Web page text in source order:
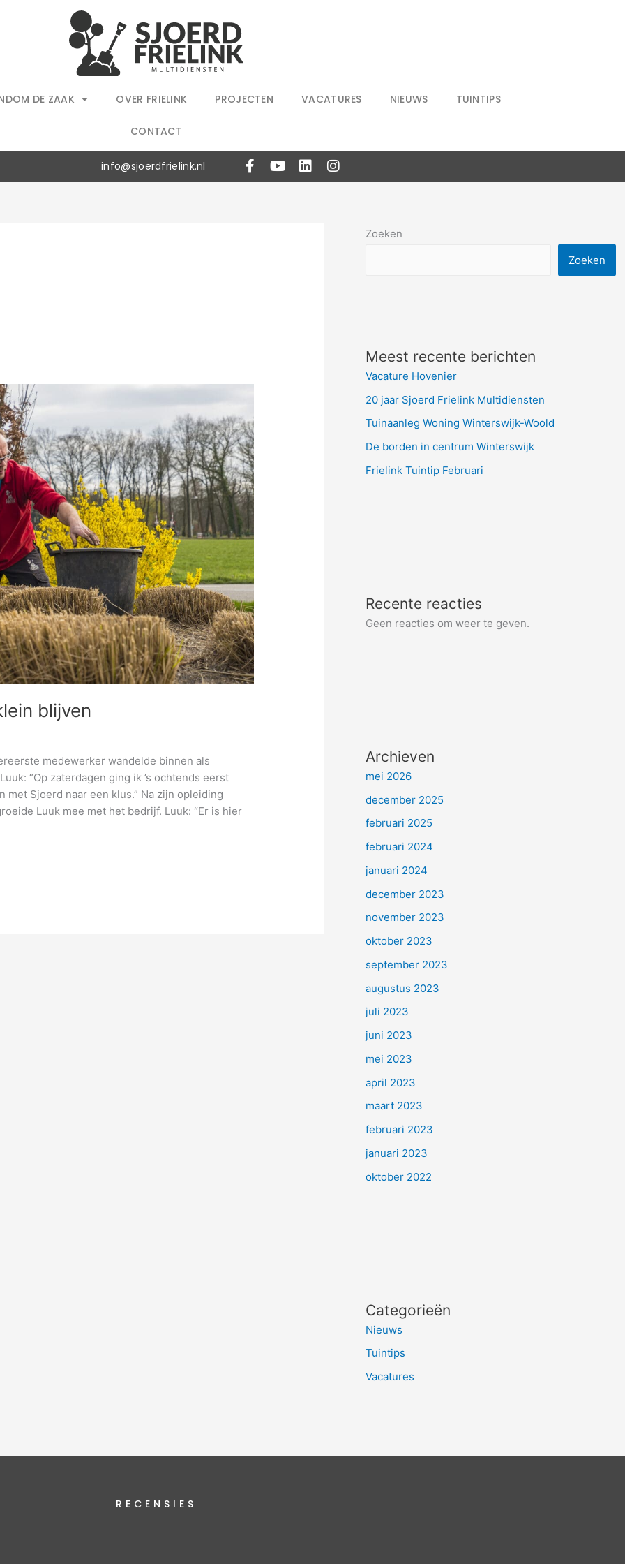
DE ZAAK OVER FRIELINK PROJECTEN VACATURES NIEUWS TUINTIPS
CONTACT
info@sjoerdfrielink.nl
blijven
medewerker wandelde binnen als
“Op zaterdagen ging ik ’s ochtends eerst
Sjoerd naar een klus.” Na zijn opleiding
Luuk mee met het bedrijf. Luuk: “Er is hier
Zoeken
Zoeken
Meest recente berichten
Vacature Hovenier
20 jaar Sjoerd Frielink Multidiensten
Tuinaanleg Woning Winterswijk-Woold
De borden in centrum Winterswijk
Frielink Tuintip Februari
Recente reacties
Geen reacties om weer te geven.
Archieven
mei 2026
december 2025
februari 2025
februari 2024
januari 2024
december 2023
november 2023
oktober 2023
september 2023
augustus 2023
juli 2023
juni 2023
mei 2023
april 2023
maart 2023
februari 2023
januari 2023
oktober 2022
Categorieën
Nieuws
Tuintips
Vacatures
RECENSIES